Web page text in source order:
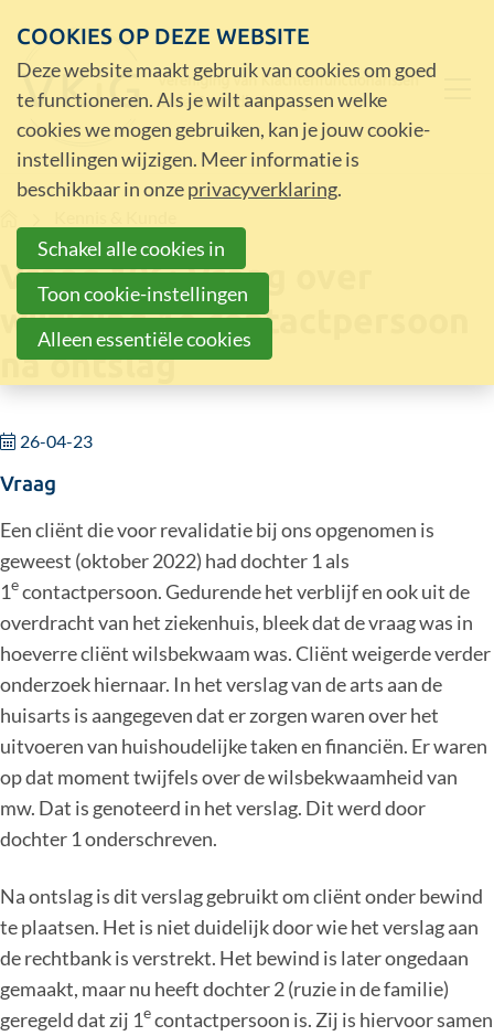
Vraag 196: Vraag over
wijziging 1e contactpersoon
na ontslag
26-04-23
Vraag
Een cliënt die voor revalidatie bij ons opgenomen is
geweest (oktober 2022) had dochter 1 als
1econtactpersoon. Gedurende het verblijf en ook uit de
overdracht van het ziekenhuis, bleek dat de vraag was in
hoeverre cliënt wilsbekwaam was. Cliënt weigerde verder
onderzoek hiernaar. In het verslag van de arts aan de
huisarts is aangegeven dat er zorgen waren over het
uitvoeren van huishoudelijke taken en financiën. Er waren
op dat moment twijfels over de wilsbekwaamheid van
mw. Dat is genoteerd in het verslag. Dit werd door
dochter 1 onderschreven.
Na ontslag is dit verslag gebruikt om cliënt onder bewind
te plaatsen. Het is niet duidelijk door wie het verslag aan
de rechtbank is verstrekt. Het bewind is later ongedaan
gemaakt, maar nu heeft dochter 2 (ruzie in de familie)
geregeld dat zij 1econtactpersoon is. Zij is hiervoor samen
COOKIES OP DEZE WEBSITE
Deze website maakt gebruik van cookies om goed
te functioneren. Als je wilt aanpassen welke
cookies we mogen gebruiken, kan je jouw cookie-
instellingen wijzigen. Meer informatie is
beschikbaar in onzeprivacyverklaring.
Schakel alle cookies in
Toon cookie-instellingen
Alleen essentiële cookies